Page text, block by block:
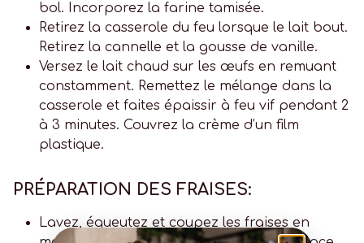
bol. Incorporez la farine tamisée.
Retirez la casserole du feu lorsque le lait bout.
Retirez la cannelle et la gousse de vanille.
Versez le lait chaud sur les œufs en remuant
constamment. Remettez le mélange dans la
casserole et faites épaissir à feu vif pendant 2
à 3 minutes. Couvrez la crème d’un film
plastique.
PRÉPARATION DES FRAISES:
Lavez, équeutez et coupez les fraises en